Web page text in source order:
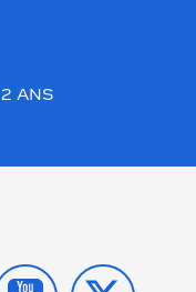
ANS
YOUTUBE
X